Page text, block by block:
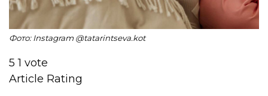
Фото: Instagram @tatarintseva.kot
5 1 vote
Article Rating